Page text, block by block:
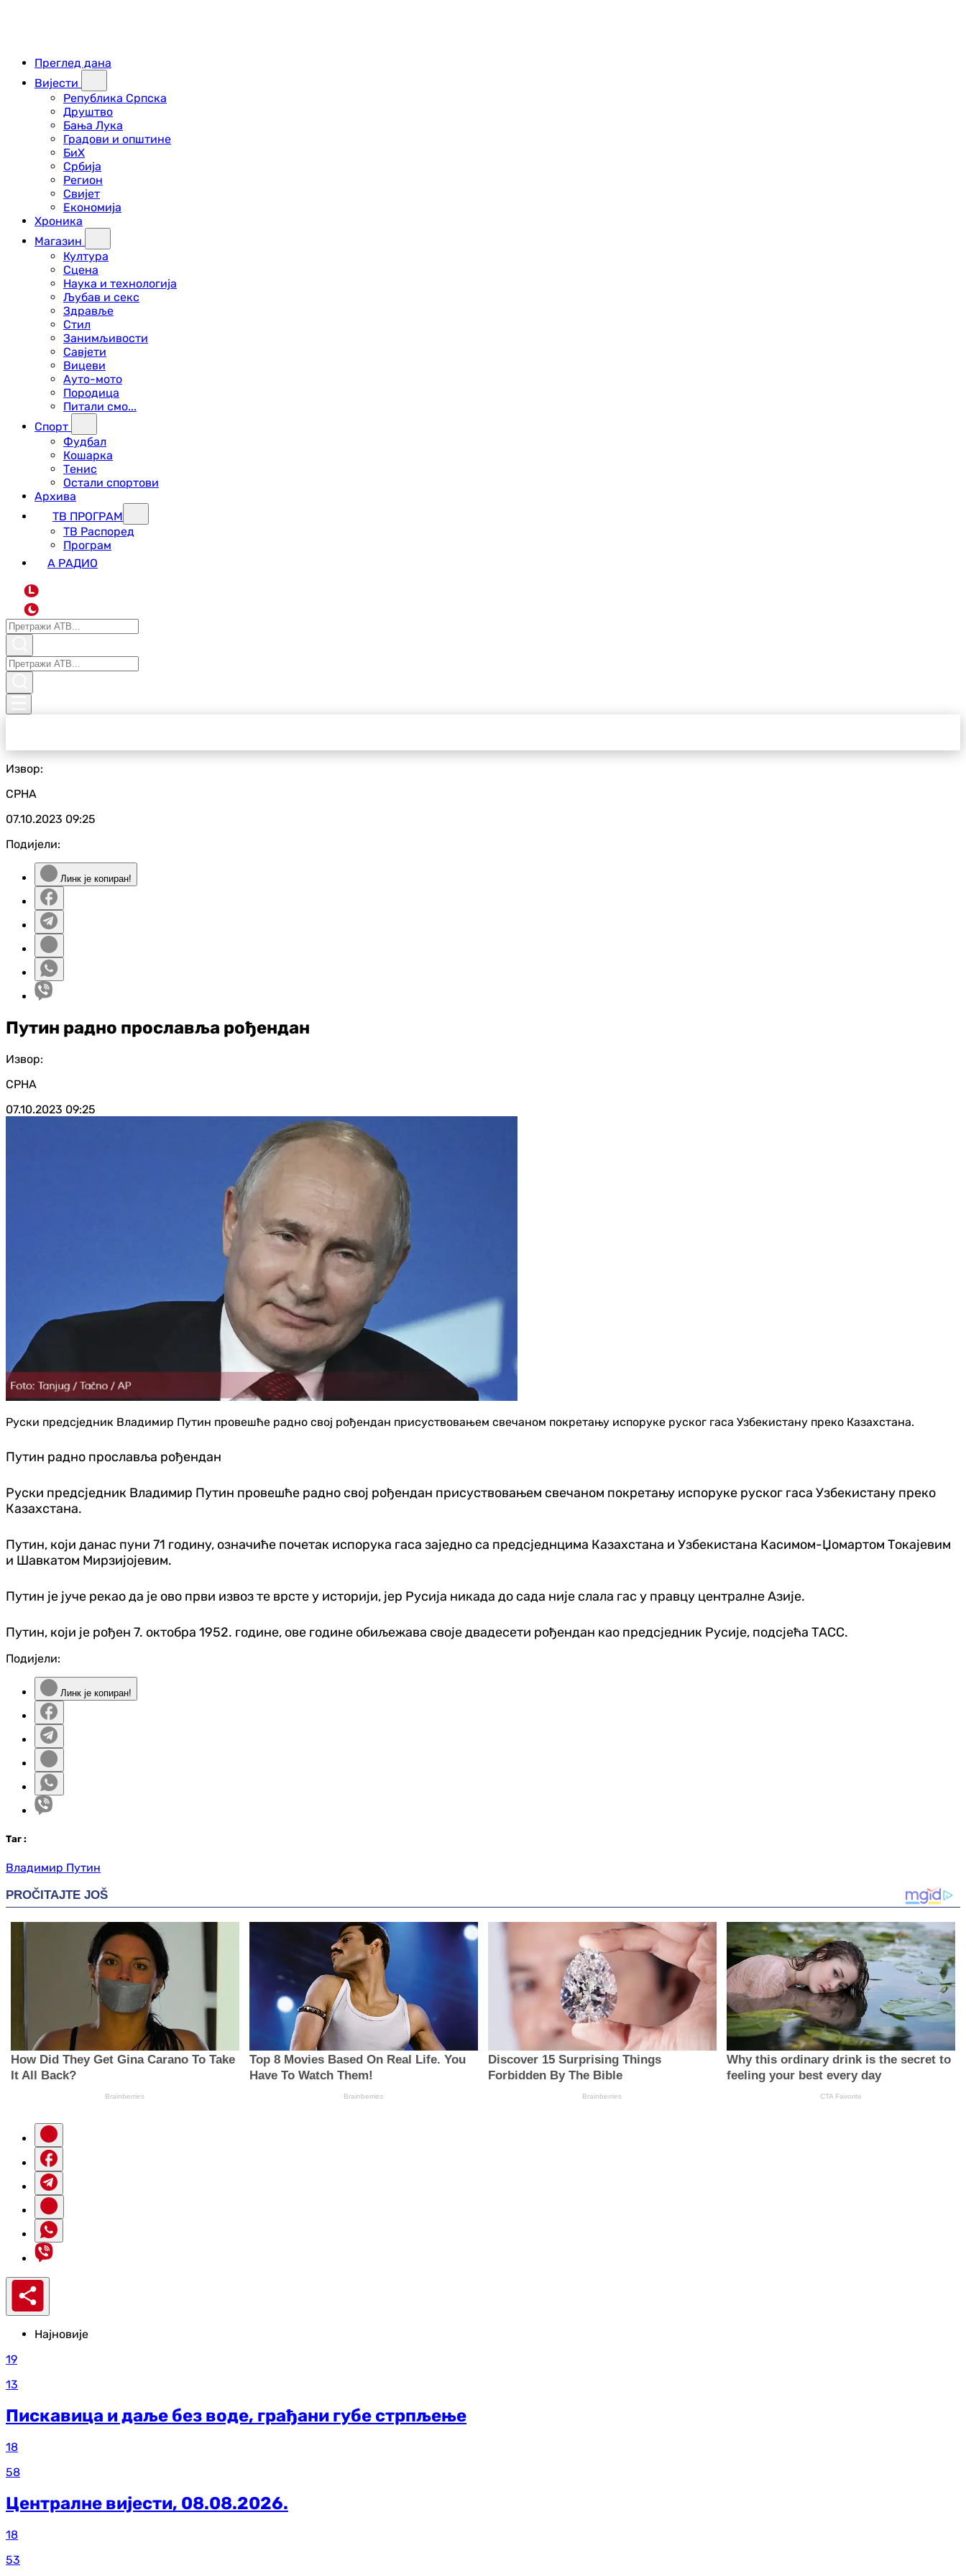
Преглед дана
Вијести
Република Српска
Друштво
Бања Лука
Градови и општине
БиХ
Србија
Регион
Свијет
Економија
Хроника
Магазин
Култура
Сцена
Наука и технологија
Љубав и секс
Здравље
Стил
Занимљивости
Савјети
Вицеви
Ауто-мото
Породица
Питали смо...
Спорт
Фудбал
Кошарка
Тенис
Остали спортови
Архива
ТВ ПРОГРАМ
ТВ Распоред
Програм
А РАДИО
L
Извор:
СРНА
07.10.2023 09:25
Подијели:
Линк је копиран!
Путин радно прославља рођендан
Извор:
СРНА
07.10.2023 09:25
Руски предсједник Владимир Путин провешће радно свој рођендан присуствовањем свечаном покретању испоруке руског гаса Узбекистану преко Казахстана.
Путин радно прославља рођендан
Руски предсједник Владимир Путин провешће радно свој рођендан присуствовањем свечаном покретању испоруке руског гаса Узбекистану преко
Казахстана.
Путин, који данас пуни 71 годину, означиће почетак испорука гаса заједно са предсједнцима Казахстана и Узбекистана Касимом-Џомартом Токајевим
и Шавкатом Мирзијојевим.
Путин је јуче рекао да је ово први извоз те врсте у историји, јер Русија никада до сада није слала гас у правцу централне Азије.
Путин, који је рођен 7. октобра 1952. године, ове године обиљежава своје двадесети рођендан као предсједник Русије, подсјећа ТАСС.
Подијели:
Линк је копиран!
Таг :
Владимир Путин
Најновије
19
13
Пискавица и даље без воде, грађани губе стрпљење
18
58
Централне вијести, 08.08.2026.
18
53